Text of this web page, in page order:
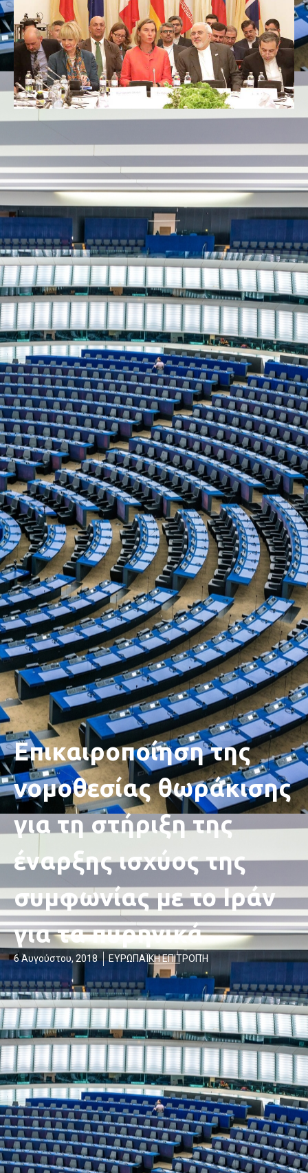
Επικαιροποίηση της
νομοθεσίας θωράκισης
για τη στήριξη της
έναρξης ισχύος της
συμφωνίας με το Ιράν
για τα πυρηνικά
6 Αυγούστου, 2018 ΕΥΡΩΠΑΪΚΗ ΕΠΙΤΡΟΠΉ